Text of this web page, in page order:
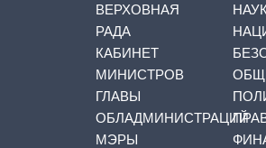
ВЕРХОВНАЯ
РАДА
КАБИНЕТ
МИНИСТРОВ
ГЛАВЫ
ОБЛАДМИНИСТРАЦИЙ
МЭРЫ